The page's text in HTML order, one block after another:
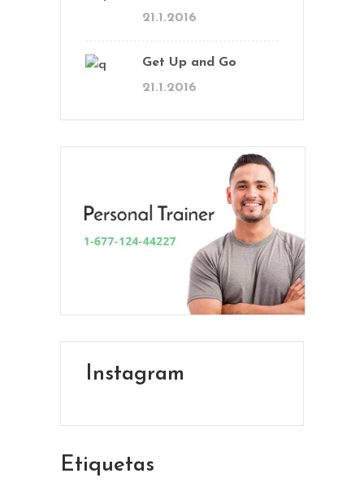
21.1.2016
Get Up and Go
21.1.2016
Instagram
Etiquetas
En Vital estamos esperando tu llamada.
Ponete en contacto con nosotros y
42 245 772 - 095 050 021